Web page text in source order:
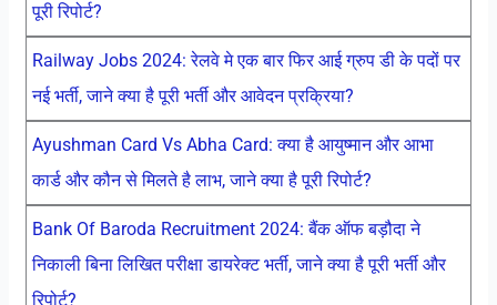
पूरी रिपोर्ट?
Railway Jobs 2024: रेलवे मे एक बार फिर आई ग्रुप डी के पदों पर
नई भर्ती, जाने क्या है पूरी भर्ती और आवेदन प्रक्रिया?
Ayushman Card Vs Abha Card: क्या है आयुष्मान और आभा
कार्ड और कौन से मिलते है लाभ, जाने क्या है पूरी रिपोर्ट?
Bank Of Baroda Recruitment 2024: बैंक ऑफ बड़ौदा ने
निकाली बिना लिखित परीक्षा डायरेक्ट भर्ती, जाने क्या है पूरी भर्ती और
रिपोर्ट?